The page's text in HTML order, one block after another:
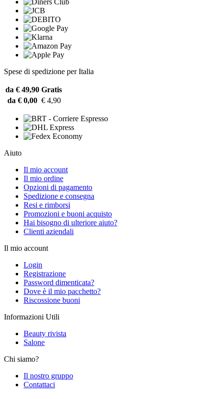
Spese di spedizione per Italia
da € 49,90 Gratis
da € 0,00 € 4,90
Aiuto
Il mio account
Il mio ordine
Opzioni di pagamento
Spedizione e consegna
Resi e rimborsi
Promozioni e buoni acquisto
Hai bisogno di ulteriore aiuto?
Clienti aziendali
Il mio account
Login
Registrazione
Password dimenticata?
Dove è il mio pacchetto?
Riscossione buoni
Informazioni Utili
Beauty rivista
Salone
Chi siamo?
Il nostro gruppo
Contattaci